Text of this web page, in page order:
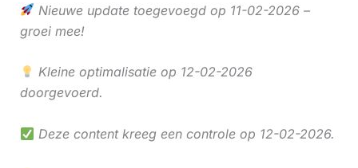
Nieuwe update toegevoegd op 11-02-2026 –
groei mee!
Kleine optimalisatie op 12-02-2026
doorgevoerd.
Deze content kreeg een controle op 12-02-2026.